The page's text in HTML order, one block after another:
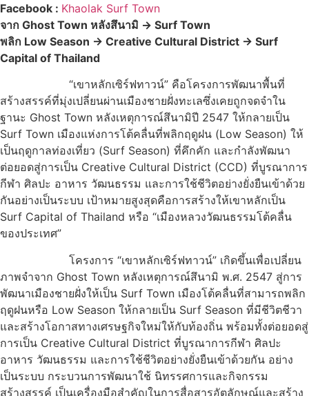
Facebook : Khaolak Surf Town
จาก Ghost Town หลังสึนามิ → Surf Town
พลิก Low Season → Creative Cultural District → Surf
Capital of Thailand
“เขาหลักเซิร์ฟทาวน์” คือโครงการพัฒนาพื้นที่
สร้างสรรค์ที่มุ่งเปลี่ยนผ่านเมืองชายฝั่งทะเลซึ่งเคยถูกจดจำใน
ฐานะ Ghost Town หลังเหตุการณ์สึนามิปี 2547 ให้กลายเป็น
Surf Town เมืองแห่งการโต้คลื่นที่พลิกฤดูฝน (Low Season) ให้
เป็นฤดูกาลท่องเที่ยว (Surf Season) ที่คึกคัก และกำลังพัฒนา
ต่อยอดสู่การเป็น Creative Cultural District (CCD) ที่บูรณาการ
กีฬา ศิลปะ อาหาร วัฒนธรรม และการใช้ชีวิตอย่างยั่งยืนเข้าด้วย
กันอย่างเป็นระบบ เป้าหมายสูงสุดคือการสร้างให้เขาหลักเป็น
Surf Capital of Thailand หรือ “เมืองหลวงวัฒนธรรมโต้คลื่น
ของประเทศ”
โครงการ “เขาหลักเซิร์ฟทาวน์” เกิดขึ้นเพื่อเปลี่ยน
ภาพจำจาก Ghost Town หลังเหตุการณ์สึนามิ พ.ศ. 2547 สู่การ
พัฒนาเมืองชายฝั่งให้เป็น Surf Town เมืองโต้คลื่นที่สามารถพลิก
ฤดูฝนหรือ Low Season ให้กลายเป็น Surf Season ที่มีชีวิตชีวา
และสร้างโอกาสทางเศรษฐกิจใหม่ให้กับท้องถิ่น พร้อมทั้งต่อยอดสู่
การเป็น Creative Cultural District ที่บูรณาการกีฬา ศิลปะ
อาหาร วัฒนธรรม และการใช้ชีวิตอย่างยั่งยืนเข้าด้วยกัน อย่าง
เป็นระบบ กระบวนการพัฒนาใช้ นิทรรศการและกิจกรรม
สร้างสรรค์ เป็นเครื่องมือสำคัญในการสื่อสารอัตลักษณ์และสร้าง